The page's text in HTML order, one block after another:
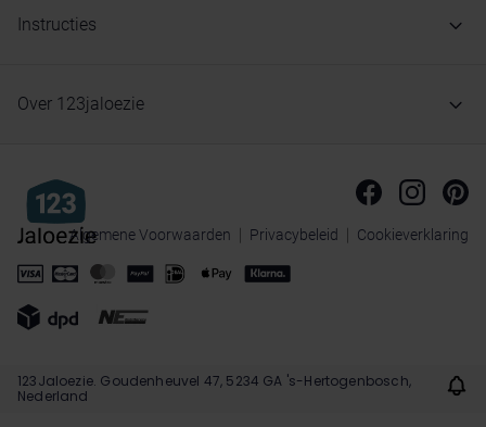
Instructies
Over 123jaloezie
Algemene Voorwaarden Privacybeleid Cookieverklaring
123Jaloezie. Goudenheuvel 47, 5234 GA 's-Hertogenbosch,
Nederland